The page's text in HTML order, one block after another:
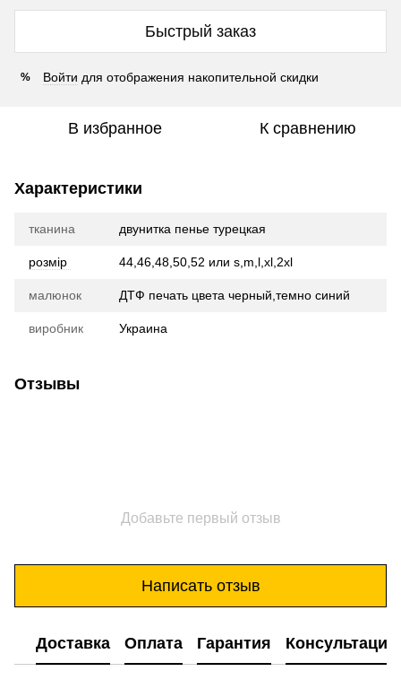
Быстрый заказ
% Войти для отображения накопительной скидки
В избранное К сравнению
Характеристики
тканина двунитка пенье турецкая
розмір 44,46,48,50,52 или s,m,l,xl,2xl
малюнок ДТФ печать цвета черный,темно синий
виробник Украина
Отзывы
Добавьте первый отзыв
Написать отзыв
Доставка Оплата Гарантия Консультация